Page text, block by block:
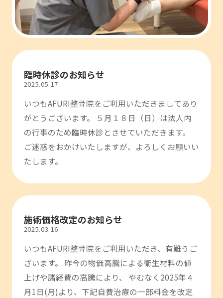
臨時休診のお知らせ
2025.05.17
いつもAFURI整骨院をご利用いただきましてあり
がとうございます。 ５月１８日（日）は法人内
の行事のため臨時休診とさせていただきます。
ご迷惑をおかけいたしますが、よろしくお願いい
たします。
施術価格改定のお知らせ
2025.03.16
いつもAFURI整骨院をご利用いただき、有難うご
ざいます。 昨今の物価高騰による衛生材料の値
上げや諸経費の高騰により、 やむなく2025年４
月1日(月)より、下記自費治療の一部料金を改定